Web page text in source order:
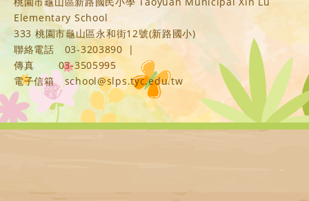
Elementary School
333 桃園市龜山區永和街12號(新路國小)
聯絡電話
03-3203890
|
傳真
03-3505995
電子信箱
school@slps.tyc.edu.tw